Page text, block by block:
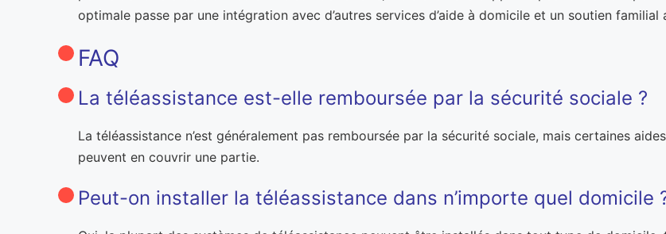
optimale passe par une intégration avec d’autres services d’aide à domicile et un soutien familial
FAQ
La téléassistance est-elle remboursée par la sécurité sociale ?
La téléassistance n’est généralement pas remboursée par la sécurité sociale, mais certaines
peuvent en couvrir une partie.
Peut-on installer la téléassistance dans n’importe quel domicile